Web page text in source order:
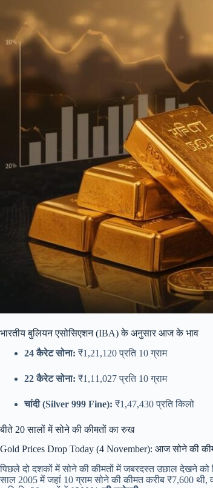
भारतीय बुलियन एसोसिएशन (IBA) के अनुसार आज के भाव
24 कैरेट सोना: ₹1,21,120 प्रति 10 ग्राम
22 कैरेट सोना: ₹1,11,027 प्रति 10 ग्राम
चांदी (Silver 999 Fine): ₹1,47,430 प्रति किलो
बीते 20 सालों में सोने की कीमतों का रुख
Gold Prices Drop Today (4 November): आज सोने की
पिछले दो दशकों में सोने की कीमतों में जबरदस्त उछाल देखने को
साल 2005 में जहां 10 ग्राम सोने की कीमत करीब ₹7,600